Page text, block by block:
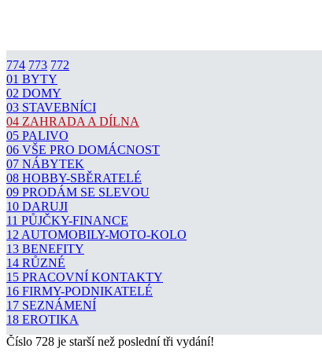
774 773 772
01 BYTY
02 DOMY
03 STAVEBNÍCI
04 ZAHRADA A DÍLNA
05 PALIVO
06 VŠE PRO DOMÁCNOST
07 NÁBYTEK
08 HOBBY-SBĚRATELÉ
09 PRODÁM SE SLEVOU
10 DARUJI
11 PŮJČKY-FINANCE
12 AUTOMOBILY-MOTO-KOLO
13 BENEFITY
14 RŮZNÉ
15 PRACOVNÍ KONTAKTY
16 FIRMY-PODNIKATELÉ
17 SEZNÁMENÍ
18 EROTIKA
Číslo 728 je starší než poslední tři vydání!